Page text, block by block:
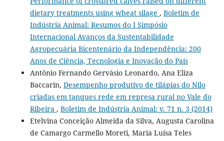
dietary treatments using wheat silage , Boletim de
Indústria Animal: Resumos do I Simpósio
Internacional Avanços da Sustentabilidade
Agropecuária Bicentenário da Independência: 200
Anos de Ciência, Tecnologia e Inovação do País
Antônio Fernando Gervásio Leonardo, Ana Eliza
Baccarin, Desempenho produtivo de tilápias do Nilo
criadas em tanques rede em represa rural no Vale do
Ribeira , Boletim de Indústria Animal: v. 71 n. 3 (2014)
Etelvina Conceição Almeida da Silva, Augusta Carolina
de Camargo Carmello Moreti, Maria Luísa Teles